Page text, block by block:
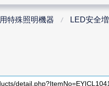
特殊照明機器 LED安全